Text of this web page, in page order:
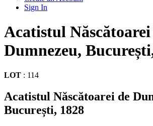
Sign In
Acatistul Născătoarei
Dumnezeu,
LOT : 114
Acatistul Născătoarei de
București, 1828